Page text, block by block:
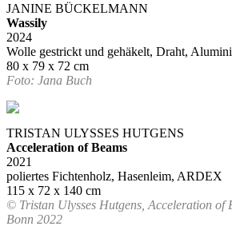
JANINE BÜCKELMANN
Wassily
2024
Wolle gestrickt und gehäkelt, Draht,
80 x 79 x 72 cm
Foto: Jana Buch
TRISTAN ULYSSES HUTGENS
Acceleration of Beams
2021
poliertes Fichtenholz, Hasenleim, ARDEX
115 x 72 x 140 cm
© Tristan Ulysses Hutgens, Acceleration of
Bonn 2022